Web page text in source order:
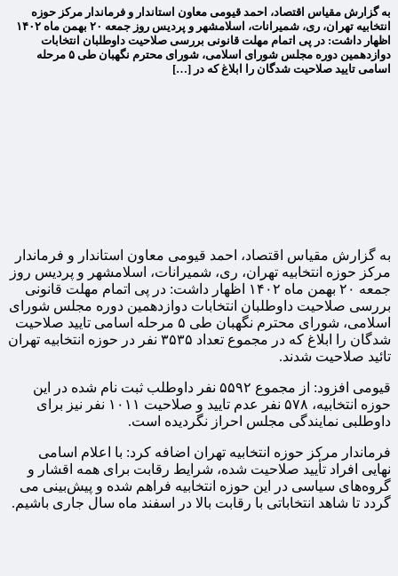
به گزارش مقیاس اقتصاد، احمد قیومی معاون استاندار و فرماندار مرکز حوزه
انتخابیه تهران، ری، شمیرانات، اسلامشهر و پردیس روز جمعه ۲۰ بهمن ماه ۱۴۰۲
اظهار داشت: در پی اتمام مهلت قانونی بررسی صلاحیت داوطلبان انتخابات
دوازدهمین دوره مجلس شورای اسلامی، شورای محترم نگهبان طی ۵ مرحله
اسامی تایید صلاحیت شدگان را ابلاغ که در […]
به گزارش مقیاس اقتصاد، احمد قیومی معاون استاندار و فرماندار
مرکز حوزه انتخابیه تهران، ری، شمیرانات، اسلامشهر و پردیس روز
جمعه ۲۰ بهمن ماه ۱۴۰۲ اظهار داشت: در پی اتمام مهلت قانونی
بررسی صلاحیت داوطلبان انتخابات دوازدهمین دوره مجلس شورای
اسلامی، شورای محترم نگهبان طی ۵ مرحله اسامی تایید صلاحیت
شدگان را ابلاغ که در مجموع تعداد ۳۵۳۵ نفر در حوزه انتخابیه تهران
تائید صلاحیت شدند.
قیومی افزود: از مجموع ۵۵۹۲ نفر داوطلب ثبت نام شده در این
حوزه انتخابیه، ۵۷۸ نفر عدم تایید و صلاحیت ۱۰۱۱ نفر نیز برای
داوطلبی نمایندگی مجلس احراز نگردیده است.
فرماندار مرکز حوزه انتخابیه تهران اضافه کرد: با اعلام اسامی
نهایی افراد تأیید صلاحیت‌ شده، شرایط رقابت برای همه اقشار و
گروه‌های سیاسی در این حوزه انتخابیه فراهم شده و پیش‌بینی می
گردد تا شاهد انتخاباتی با رقابت بالا در اسفند ماه سال جاری باشیم.